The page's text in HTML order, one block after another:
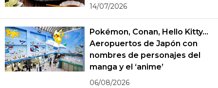
14/07/2026
Pokémon, Conan, Hello Kitty...
Aeropuertos de Japón con
nombres de personajes del
manga y el ‘anime’
06/08/2026